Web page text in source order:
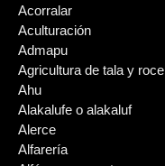
Acorralar
Aculturación
Admapu
Agricultura de tala y roce
Ahu
Alakalufe o alakaluf
Alerce
Alfarería